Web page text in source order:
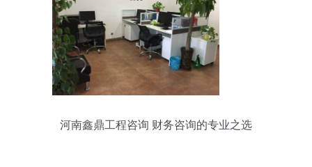
河南鑫鼎工程咨询 财务咨询的专业之选